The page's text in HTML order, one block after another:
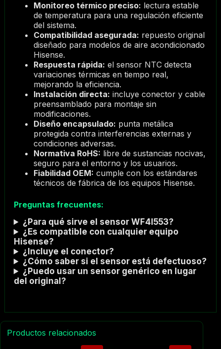
Monitoreo térmico preciso: lectura estable
de temperatura para una regulación eficiente
del sistema.
Compatibilidad asegurada: repuesto original
diseñado para modelos de aire acondicionado
Hisense.
Respuesta rápida: el sensor NTC detecta
variaciones térmicas en tiempo real,
mejorando la eficiencia.
Instalación directa: incluye conector y cable
preensamblado para montaje sin
modificaciones.
Diseño encapsulado: punta metálica
protegida contra interferencias externas y
condiciones adversas.
Normativa RoHS: libre de sustancias nocivas,
seguro para el entorno y los usuarios.
Fiabilidad OEM: cumple con los estándares
técnicos de fábrica de los equipos Hisense.
Preguntas frecuentes:
¿Para qué sirve el sensor WF4I553?
¿Es compatible con cualquier equipo
Hisense?
¿Incluye el conector?
¿Cómo saber si el sensor está defectuoso?
¿Puedo usar un sensor genérico en lugar
del original?
Productos relacionados